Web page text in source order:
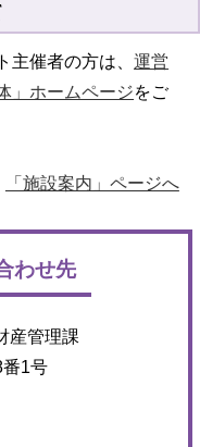
主催者の方は、運営
」ホームページをご
「施設案内」ページへ
わせ先
産管理課
1号